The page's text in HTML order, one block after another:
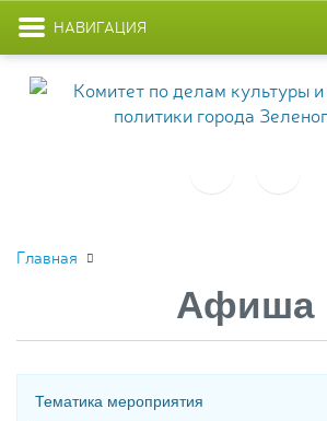
НАВИГАЦИЯ
Главная
Афиша
Тематика мероприятия